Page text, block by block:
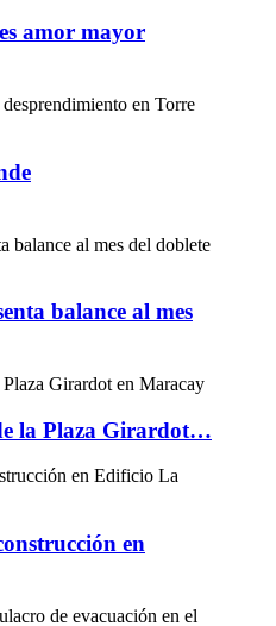
amor mayor
balance al mes
la Plaza Girardot…
en